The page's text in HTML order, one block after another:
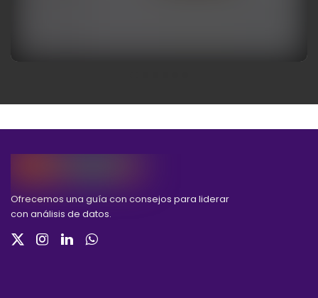
Ofrecemos una guía con consejos para liderar
con análisis de datos.